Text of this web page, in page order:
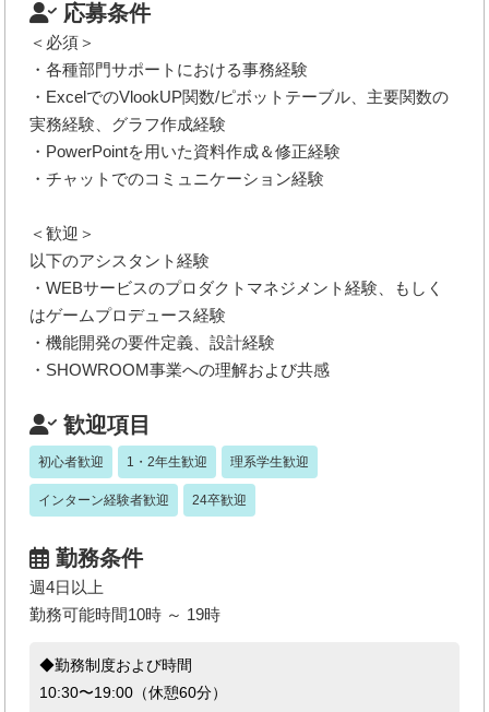
応募条件
＜必須＞
・各種部門サポートにおける事務経験
・ExcelでのVlookUP関数/ピボットテーブル、主要関数の
実務経験、グラフ作成経験
・PowerPointを用いた資料作成＆修正経験
・チャットでのコミュニケーション経験
＜歓迎＞
以下のアシスタント経験
・WEBサービスのプロダクトマネジメント経験、もしく
はゲームプロデュース経験
・機能開発の要件定義、設計経験
・SHOWROOM事業への理解および共感
歓迎項目
初心者歓迎 1・2年生歓迎 理系学生歓迎
インターン経験者歓迎 24卒歓迎
勤務条件
週4日以上
勤務可能時間10時 ～ 19時
◆勤務制度および時間
10:30〜19:00（休憩60分）